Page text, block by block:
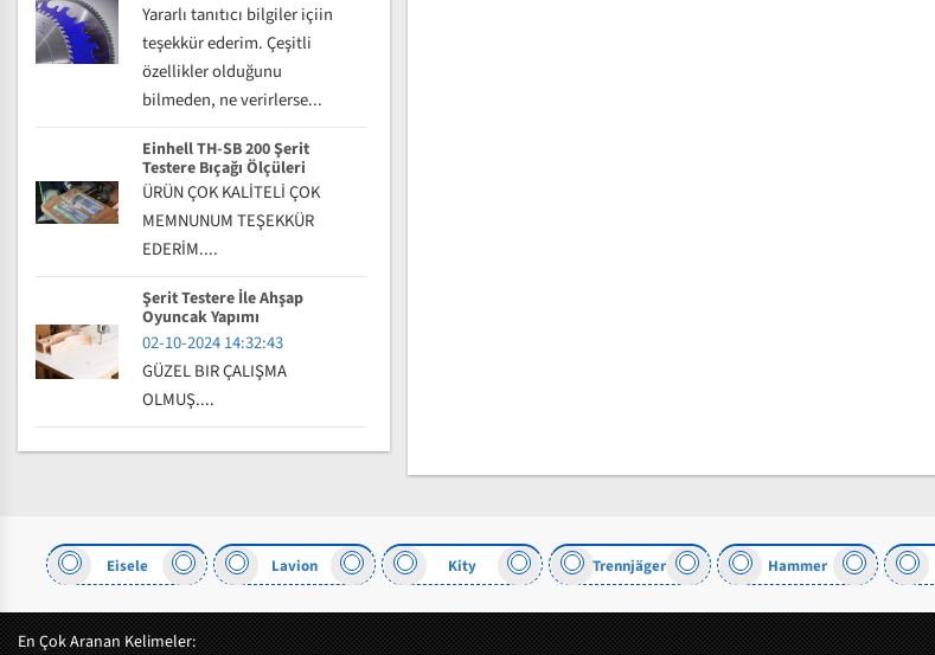
Yararlı tanıtıcı bilgiler içiin
teşekkür ederim. Çeşitli
özellikler olduğunu
bilmeden, ne verirlerse...
Einhell TH-SB 200 Şerit
Testere Bıçağı Ölçüleri
ÜRÜN ÇOK KALİTELİ ÇOK
MEMNUNUM TEŞEKKÜR
EDERİM....
Şerit Testere İle Ahşap
Oyuncak Yapımı
02-10-2024 14:32:43
GÜZEL BIR ÇALIŞMA
OLMUŞ....
Lavion Kity Trennjäger Hammer Dewalt
En Çok Aranan Kelimeler: